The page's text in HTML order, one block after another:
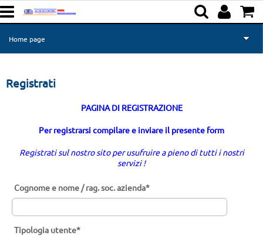
Home page
Richiesta informazioni
Registrati
PAGINA DI REGISTRAZIONE
Per registrarsi compilare e inviare il presente form
Registrati sul nostro sito per usufruire a pieno di tutti i nostri
servizi !
Cognome e nome / rag. soc. azienda*
Tipologia utente*